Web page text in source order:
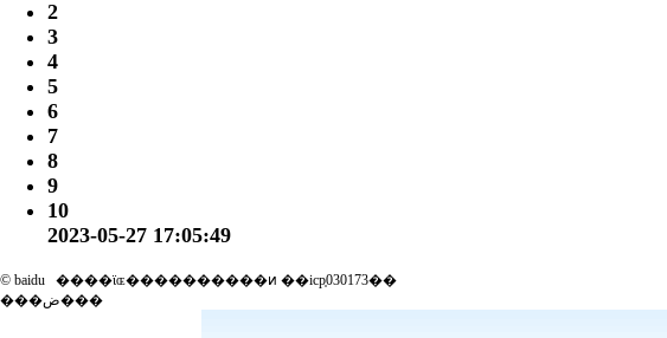
2
3
4
5
6
7
8
9
10
2023-05-27 17:05:49
© baidu
����ϊɶ����������ͷ ��icp֤030173��
���ض���